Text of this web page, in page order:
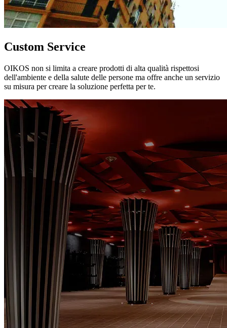
Custom Service
OIKOS non si limita a creare prodotti di alta qualità rispettosi
dell'ambiente e della salute delle persone ma offre anche un servizio
su misura per creare la soluzione perfetta per te.